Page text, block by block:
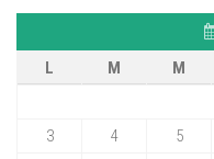
L
M M
3
4 5